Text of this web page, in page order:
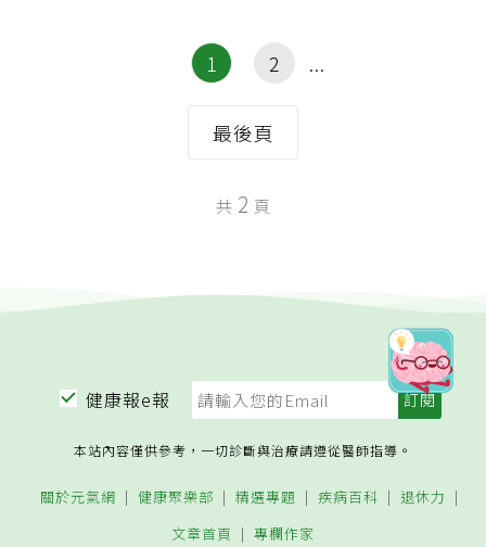
1 2
最後頁
共 2 頁
健康報e報
本站內容僅供參考，一切診斷與治療請遵從醫師指導。
關於元氣網 健康聚樂部 精選專題 疾病百科
退休力
文章首頁
專欄作家